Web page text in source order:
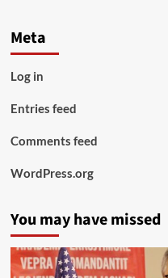
Meta
Log in
Entries feed
Comments feed
WordPress.org
You may have missed